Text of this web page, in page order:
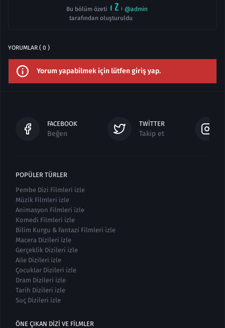
Bu bölüm özeti
@admin
tarafından oluşturuldu
YORUMLAR ( 0 )
Yorum yapabilmek için lütfen giriş yap.
FACEBOOK
Beğen
TWITTER
Takip et
POPÜLER TÜRLER
Pembe Dizi Filmleri izle
Müzik Filmleri izle
Animasyon Filmleri izle
Komedi Filmleri izle
Bilim Kurgu & Fantazi Filmleri izle
Macera Dizileri izle
Gerçeklik Dizileri izle
Aile Dizileri izle
Çocuklar Dizileri izle
Dram Dizileri izle
Tarih Dizileri izle
Suç Dizileri izle
ÖNE ÇIKAN DIZI VE FILMLER